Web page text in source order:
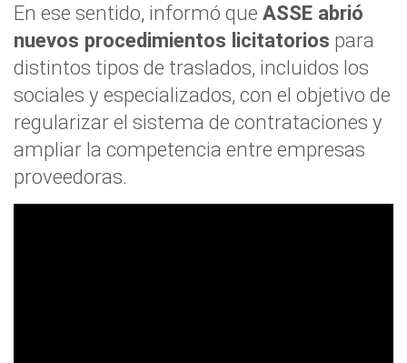
En ese sentido, informó que ASSE abrió
nuevos procedimientos licitatorios para
distintos tipos de traslados, incluidos los
sociales y especializados, con el objetivo de
regularizar el sistema de contrataciones y
ampliar la competencia entre empresas
proveedoras.